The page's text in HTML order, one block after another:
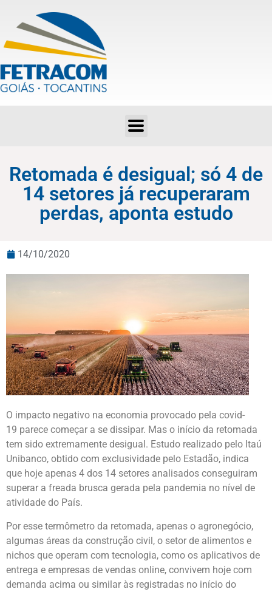
Retomada é desigual; só 4 de
14 setores já recuperaram
perdas, aponta estudo
14/10/2020
O impacto negativo na economia provocado pela covid-
19 parece começar a se dissipar. Mas o início da retomada
tem sido extremamente desigual. Estudo realizado pelo Itaú
Unibanco, obtido com exclusividade pelo Estadão, indica
que hoje apenas 4 dos 14 setores analisados conseguiram
superar a freada brusca gerada pela pandemia no nível de
atividade do País.
Por esse termômetro da retomada, apenas o agronegócio,
algumas áreas da construção civil, o setor de alimentos e
nichos que operam com tecnologia, como os aplicativos de
entrega e empresas de vendas online, convivem hoje com
demanda acima ou similar às registradas no início do